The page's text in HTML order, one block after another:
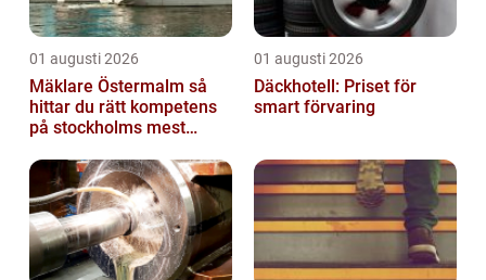
01 augusti 2026
Mäklare Östermalm så
hittar du rätt kompetens
på stockholms mest
01 augusti 2026
Däckhotell: Priset för
smart förvaring